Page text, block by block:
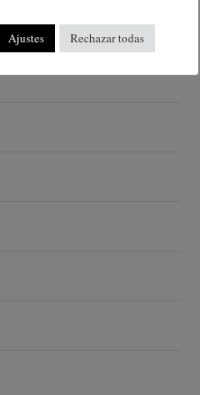
Ajustes Rechazar todas